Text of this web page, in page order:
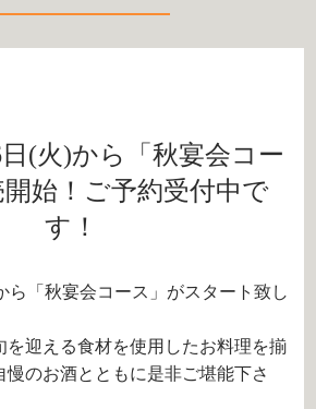
日(火)から「秋宴会コー
始！ご予約受付中で
す！
ら「秋宴会コース」がスタート致し
を迎える食材を使用したお料理を揃
慢のお酒とともに是非ご堪能下さ